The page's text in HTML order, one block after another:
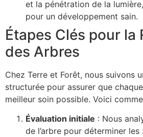
et la pénétration de la
pour un développement sain.
Étapes Clés pour la
des Arbres
Chez Terre et Forêt, nous suivons
structurée pour assurer que
meilleur soin possible. Voici
Évaluation initiale : Nous
de l’arbre pour déterminer